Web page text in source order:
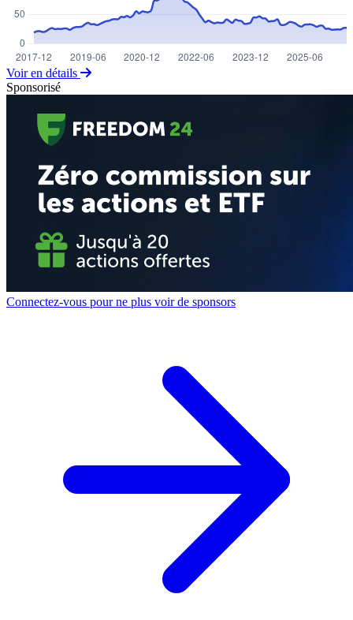
Voir en détails
Sponsorisé
Connectez-vous pour ne plus voir de sponsors